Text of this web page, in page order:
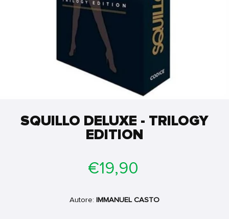
SQUILLO DELUXE - TRILOGY
EDITION
di
€19,90
Autore: IMMANUEL CASTO